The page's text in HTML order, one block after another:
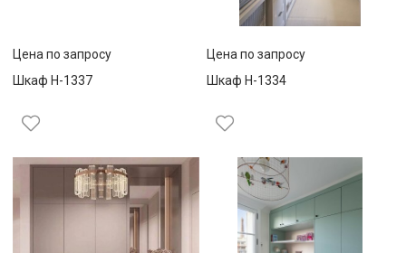
Цена по запросу
Шкаф Н-1337
Цена по запросу
Шкаф Н-1334